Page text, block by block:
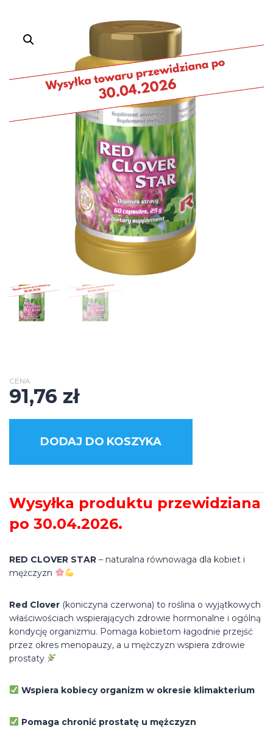
CENA
91,76 zł
DODAJ DO KOSZYKA
Wysyłka produktu przewidziana
po 30.04.2026.
RED CLOVER STAR – naturalna równowaga dla kobiet i
mężczyzn
Red Clover (koniczyna czerwona) to roślina o wyjątkowych
właściwościach wspierających zdrowie hormonalne i ogólną
kondycję organizmu. Pomaga kobietom łagodnie przejść
przez okres menopauzy, a u mężczyzn wspiera zdrowie
prostaty
Wspiera kobiecy organizm w okresie klimakterium
Pomaga chronić prostatę u mężczyzn